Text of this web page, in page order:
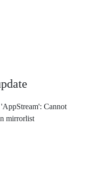
Cannot
mirrorlist